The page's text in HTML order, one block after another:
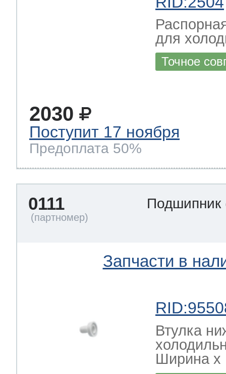
для
Точное
2030
Поступит 17 ноября
Предоплата 50%
0111 Подшипник
Запчасти в
Втулка
Ширина х